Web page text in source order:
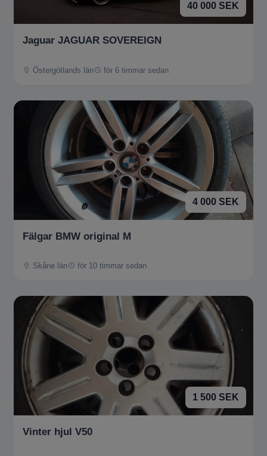
40 000 SEK
Jaguar JAGUAR SOVEREIGN
Östergötlands län för 6 timmar sedan
4 000 SEK
Fälgar BMW original M
Skåne län för 10 timmar sedan
1 500 SEK
Vinter hjul V50